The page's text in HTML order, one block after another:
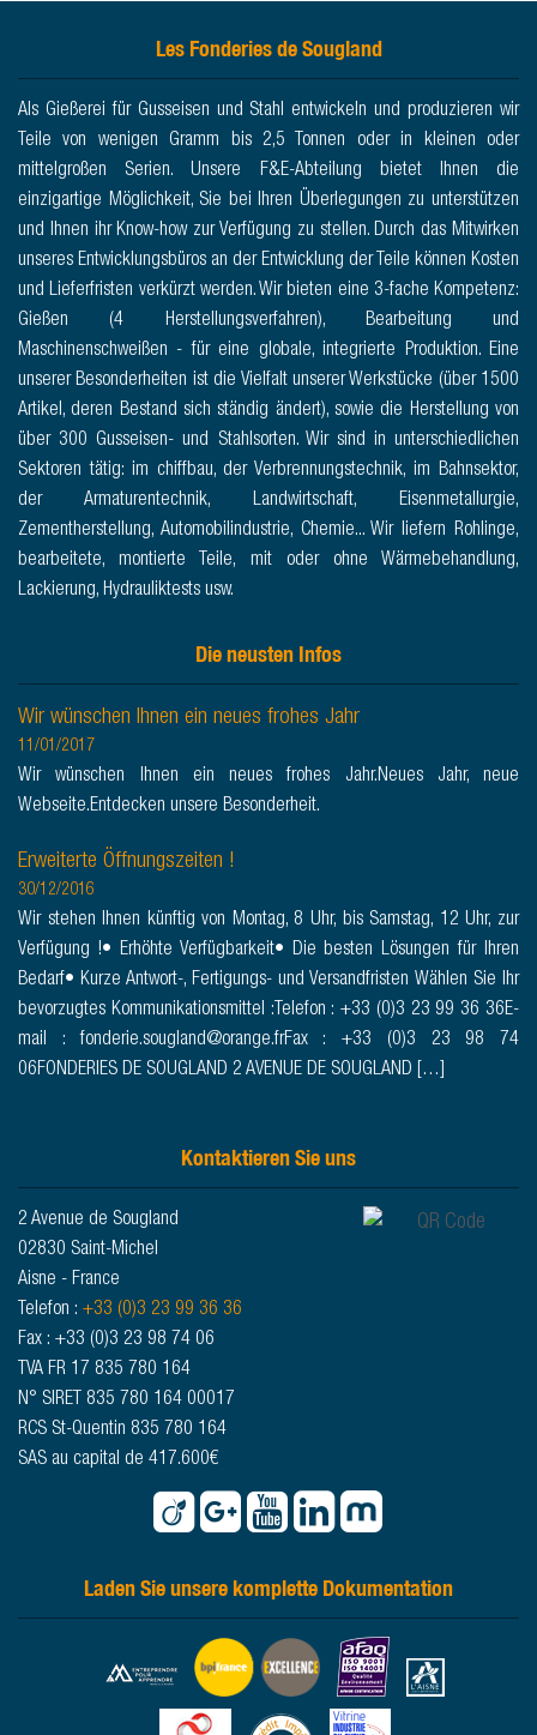
Les Fonderies de Sougland
Als Gießerei für Gusseisen und Stahl entwickeln und produzieren wir
Teile von wenigen Gramm bis 2,5 Tonnen oder in kleinen oder
mittelgroßen Serien. Unsere F&E-Abteilung bietet Ihnen die
einzigartige Möglichkeit, Sie bei Ihren Überlegungen zu unterstützen
und Ihnen ihr Know-how zur Verfügung zu stellen. Durch das Mitwirken
unseres Entwicklungsbüros an der Entwicklung der Teile können Kosten
und Lieferfristen verkürzt werden. Wir bieten eine 3-fache Kompetenz:
Gießen (4 Herstellungsverfahren), Bearbeitung und
Maschinenschweißen - für eine globale, integrierte Produktion. Eine
unserer Besonderheiten ist die Vielfalt unserer Werkstücke (über 1500
Artikel, deren Bestand sich ständig ändert), sowie die Herstellung von
über 300 Gusseisen- und Stahlsorten. Wir sind in unterschiedlichen
Sektoren tätig: im chiffbau, der Verbrennungstechnik, im Bahnsektor,
der Armaturentechnik, Landwirtschaft, Eisenmetallurgie,
Zementherstellung, Automobilindustrie, Chemie... Wir liefern Rohlinge,
bearbeitete, montierte Teile, mit oder ohne Wärmebehandlung,
Lackierung, Hydrauliktests usw.
Die neusten Infos
Wir wünschen Ihnen ein neues frohes Jahr
11/01/2017
Wir wünschen Ihnen ein neues frohes Jahr.Neues Jahr, neue
Webseite.Entdecken unsere Besonderheit.
Erweiterte Öffnungszeiten !
30/12/2016
Wir stehen Ihnen künftig von Montag, 8 Uhr, bis Samstag, 12 Uhr, zur
Verfügung !• Erhöhte Verfügbarkeit• Die besten Lösungen für Ihren
Bedarf• Kurze Antwort-, Fertigungs- und Versandfristen Wählen Sie Ihr
bevorzugtes Kommunikationsmittel :Telefon : +33 (0)3 23 99 36 36E-
mail : fonderie.sougland@orange.frFax : +33 (0)3 23 98 74
06FONDERIES DE SOUGLAND 2 AVENUE DE SOUGLAND […]
Kontaktieren Sie uns
2 Avenue de Sougland
02830 Saint-Michel
Aisne - France
Telefon : +33 (0)3 23 99 36 36
Fax : +33 (0)3 23 98 74 06
TVA FR 17 835 780 164
N° SIRET 835 780 164 00017
RCS St-Quentin 835 780 164
SAS au capital de 417.600€
Laden Sie unsere komplette Dokumentation